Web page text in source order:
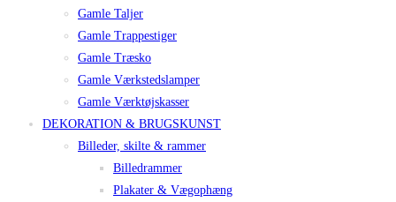
Gamle Taljer
Gamle Trappestiger
Gamle Træsko
Gamle Værkstedslamper
Gamle Værktøjskasser
DEKORATION & BRUGSKUNST
Billeder, skilte & rammer
Billedrammer
Plakater & Vægophæng